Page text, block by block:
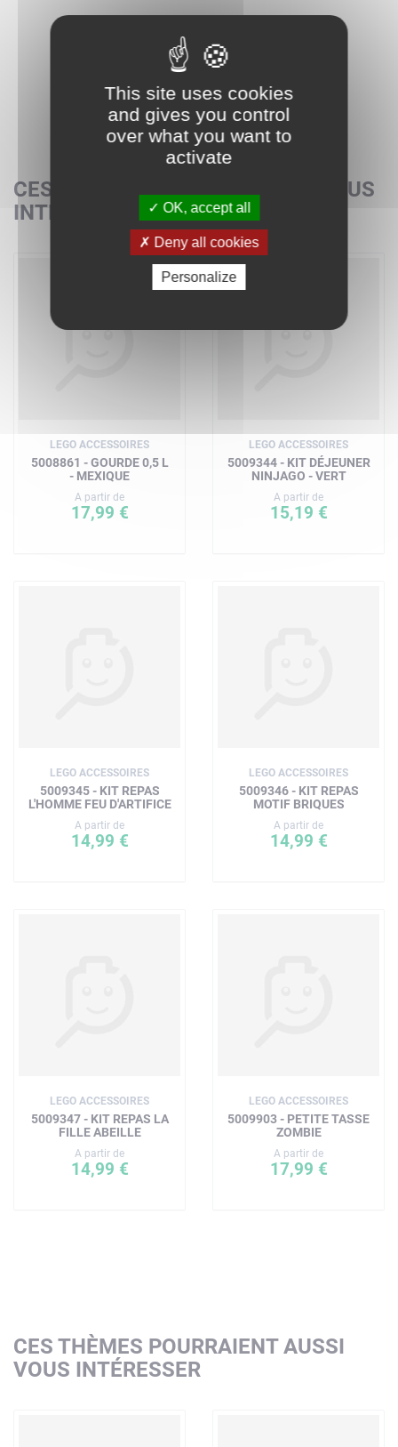
CES SETS POURRAIENT AUSSI VOUS
INTÉRESSER
LEGO ACCESSOIRES
5008861 - GOURDE 0,5 L
- MEXIQUE
A partir de
17,99 €
LEGO ACCESSOIRES
5009344 - KIT DÉJEUNER
NINJAGO - VERT
A partir de
15,19 €
LEGO ACCESSOIRES
5009345 - KIT REPAS
L'HOMME FEU D'ARTIFICE
A partir de
14,99 €
LEGO ACCESSOIRES
5009346 - KIT REPAS
MOTIF BRIQUES
A partir de
14,99 €
LEGO ACCESSOIRES
5009347 - KIT REPAS LA
FILLE ABEILLE
A partir de
14,99 €
LEGO ACCESSOIRES
5009903 - PETITE TASSE
ZOMBIE
A partir de
17,99 €
CES THÈMES POURRAIENT AUSSI
VOUS INTÉRESSER
This site uses cookies
and gives you control
over what you want to
activate
OK, accept all
Deny all cookies
Personalize